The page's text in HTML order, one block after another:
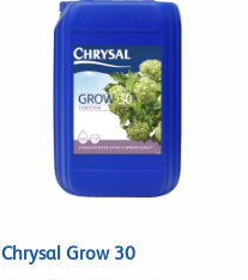
Chrysal Grow 30